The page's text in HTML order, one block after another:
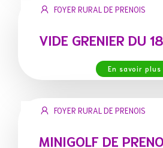
FOYER RURAL DE PRENOIS
VIDE GRENIER DU
En savoir plus
FOYER RURAL DE PRENOIS
MINIGOLF DE